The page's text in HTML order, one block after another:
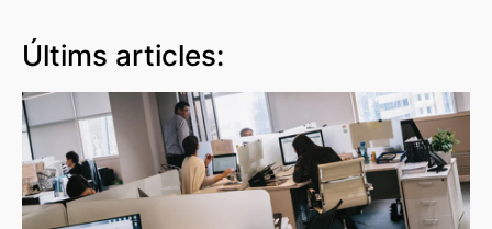
Últims articles: